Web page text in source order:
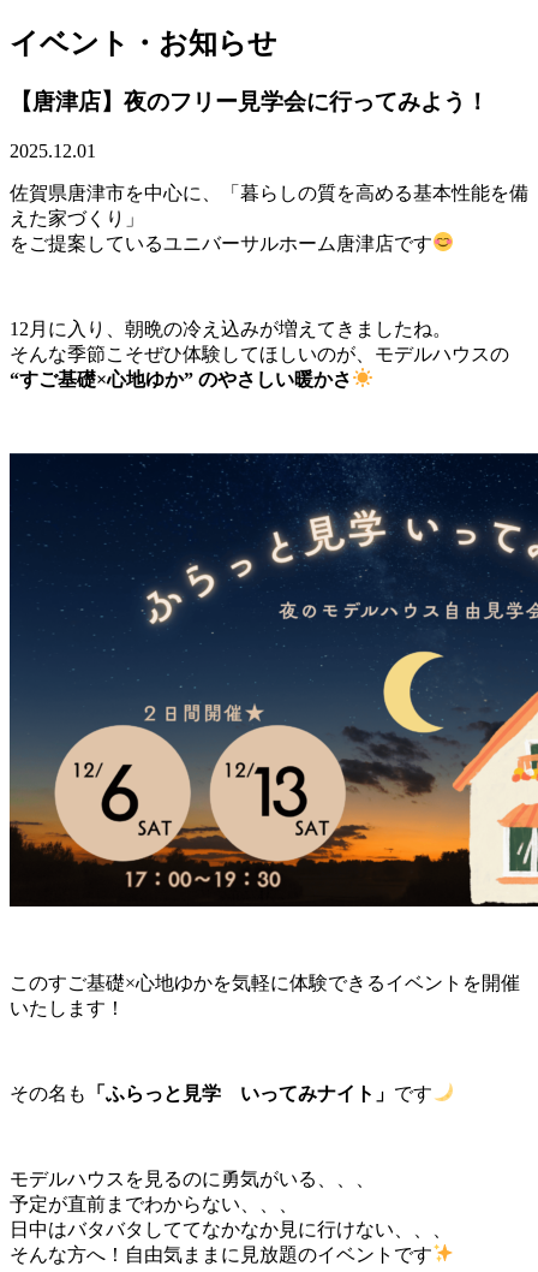
イベント・お知らせ
【唐津店】夜のフリー見学会に行ってみよう！
2025.12.01
佐賀県唐津市を中心に、「暮らしの質を高める基本性能を備
えた家づくり」
をご提案しているユニバーサルホーム唐津店です
12月に入り、朝晩の冷え込みが増えてきましたね。
そんな季節こそぜひ体験してほしいのが、モデルハウスの
“すご基礎×心地ゆか” のやさしい暖かさ
このすご基礎×心地ゆかを気軽に体験できるイベントを開催
いたします！
その名も 「ふらっと見学 いってみナイト」 です
モデルハウスを見るのに勇気がいる、、、
予定が直前までわからない、、、
日中はバタバタしててなかなか見に行けない、、、
そんな方へ！自由気ままに見放題のイベントです